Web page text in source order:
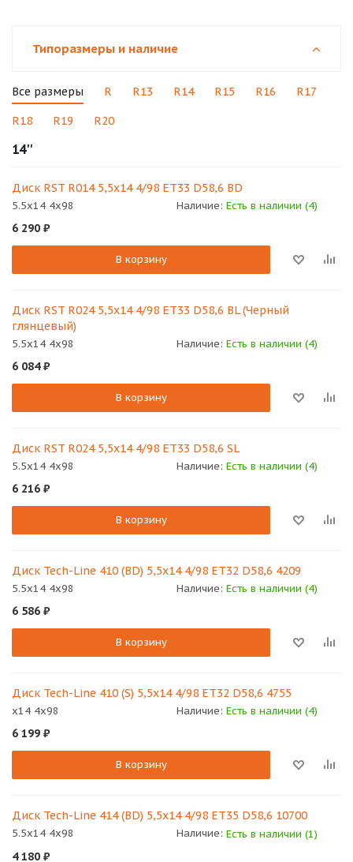
Типоразмеры и наличие
Все размеры R R13 R14 R15 R16 R17
R18 R19 R20
14''
Диск RST R014 5,5х14 4/98 ET33 D58,6 BD
5.5x14 4x98 Наличие: Есть в наличии (4)
6 290 ₽
В корзину
Диск RST R024 5,5х14 4/98 ET33 D58,6 BL (Черный
глянцевый)
5.5x14 4x98 Наличие: Есть в наличии (4)
6 084₽
В корзину
Диск RST R024 5,5х14 4/98 ET33 D58,6 SL
5.5x14 4x98 Наличие: Есть в наличии (4)
6 216 ₽
В корзину
Диск Tech-Line 410 (BD) 5,5x14 4/98 ET32 D58,6 4209
5.5x14 4x98 Наличие: Есть в наличии (4)
6 586 ₽
В корзину
Диск Tech-Line 410 (S) 5,5x14 4/98 ET32 D58,6 4755
x14 4x98 Наличие: Есть в наличии (4)
6 199 ₽
В корзину
Диск Tech-Line 414 (BD) 5,5x14 4/98 ET35 D58,6 10700
5.5x14 4x98 Наличие: Есть в наличии (1)
4 180 ₽